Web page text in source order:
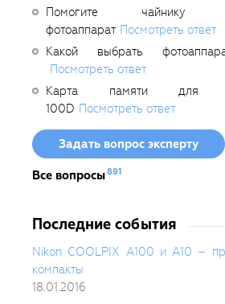
Помогите чайнику
фотоаппарат Посмотреть ответ
Какой выбрать
Посмотреть ответ
Карта памяти для
100D Посмотреть ответ
Задать вопрос эксперту
Все вопросы891
Последние события
Nikon COOLPIX A100 и A10 –
компакты
18.01.2016